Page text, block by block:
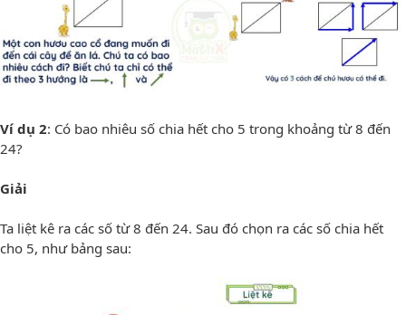
Ví dụ 2: Có bao nhiêu số chia hết cho 5 trong khoảng từ 8 đến
24?
Giải
Ta liệt kê ra các số từ 8 đến 24. Sau đó chọn ra các số chia hết
cho 5, như bảng sau: